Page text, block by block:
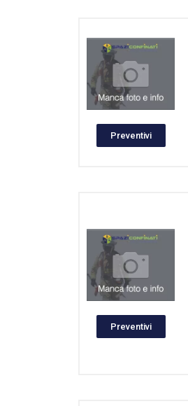
Preventivi
Preventivi